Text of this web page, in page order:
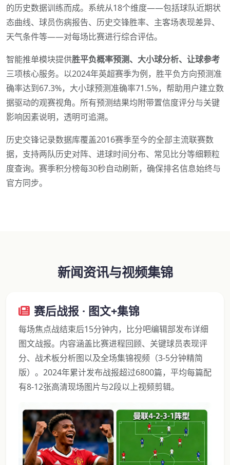
的历史数据训练而成。系统从18个维度——包括球队近期状
态曲线、球员伤病报告、历史交锋胜率、主客场表现差异、
天气条件等——对每场比赛进行综合评估。
智能推单模块提供胜平负概率预测、大小球分析、让球参考
三项核心服务。以2024年英超赛季为例，胜平负方向预测准
确率达到67.3%，大小球预测准确率71.5%，帮助用户建立数
据驱动的观赛视角。所有预测结果均附带置信度评分与关键
影响因素说明，透明可追溯。
历史交锋记录数据库覆盖2016赛季至今的全部主流联赛数
据，支持两队历史对阵、进球时间分布、常见比分等细颗粒
度查询。赛季积分榜每30秒自动刷新，确保排名信息始终与
官方同步。
新闻资讯与视频集锦
赛后战报 · 图文+集锦
每场焦点战结束后15分钟内，比分吧编辑部发布详细
图文战报。内容涵盖比赛进程回顾、关键球员表现评
分、战术板分析图以及全场集锦视频（3-5分钟精简
版）。2024年累计发布战报超过6800篇，平均每篇配
有8-12张高清现场图片与2段以上视频剪辑。